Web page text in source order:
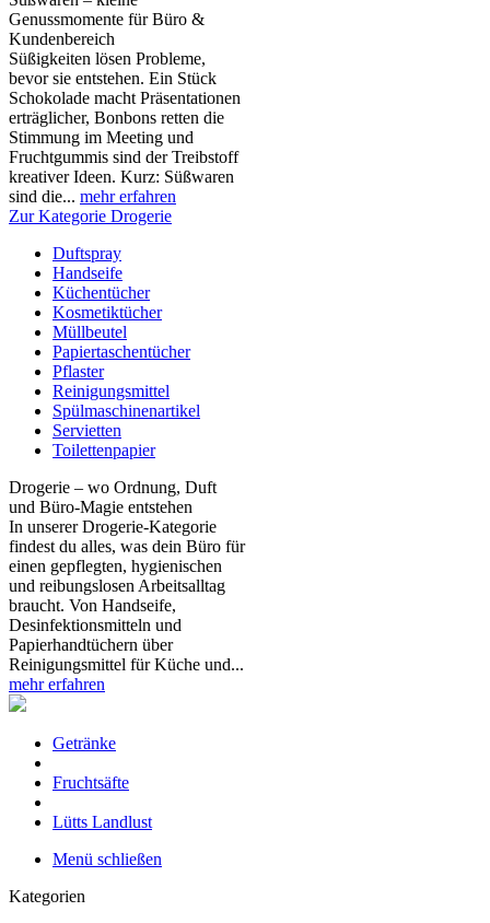
Genussmomente für Büro &
Kundenbereich
Süßigkeiten lösen Probleme,
bevor sie entstehen. Ein Stück
Schokolade macht Präsentationen
erträglicher, Bonbons retten die
Stimmung im Meeting und
Fruchtgummis sind der Treibstoff
kreativer Ideen. Kurz: Süßwaren
sind die... mehr erfahren
Zur Kategorie Drogerie
Duftspray
Handseife
Küchentücher
Kosmetiktücher
Müllbeutel
Papiertaschentücher
Pflaster
Reinigungsmittel
Spülmaschinenartikel
Servietten
Toilettenpapier
Drogerie – wo Ordnung, Duft
und Büro‑Magie entstehen
In unserer Drogerie‑Kategorie
findest du alles, was dein Büro für
einen gepflegten, hygienischen
und reibungslosen Arbeitsalltag
braucht. Von Handseife,
Desinfektionsmitteln und
Papierhandtüchern über
Reinigungsmittel für Küche und...
mehr erfahren
Getränke
Fruchtsäfte
Lütts Landlust
Menü schließen
Kategorien